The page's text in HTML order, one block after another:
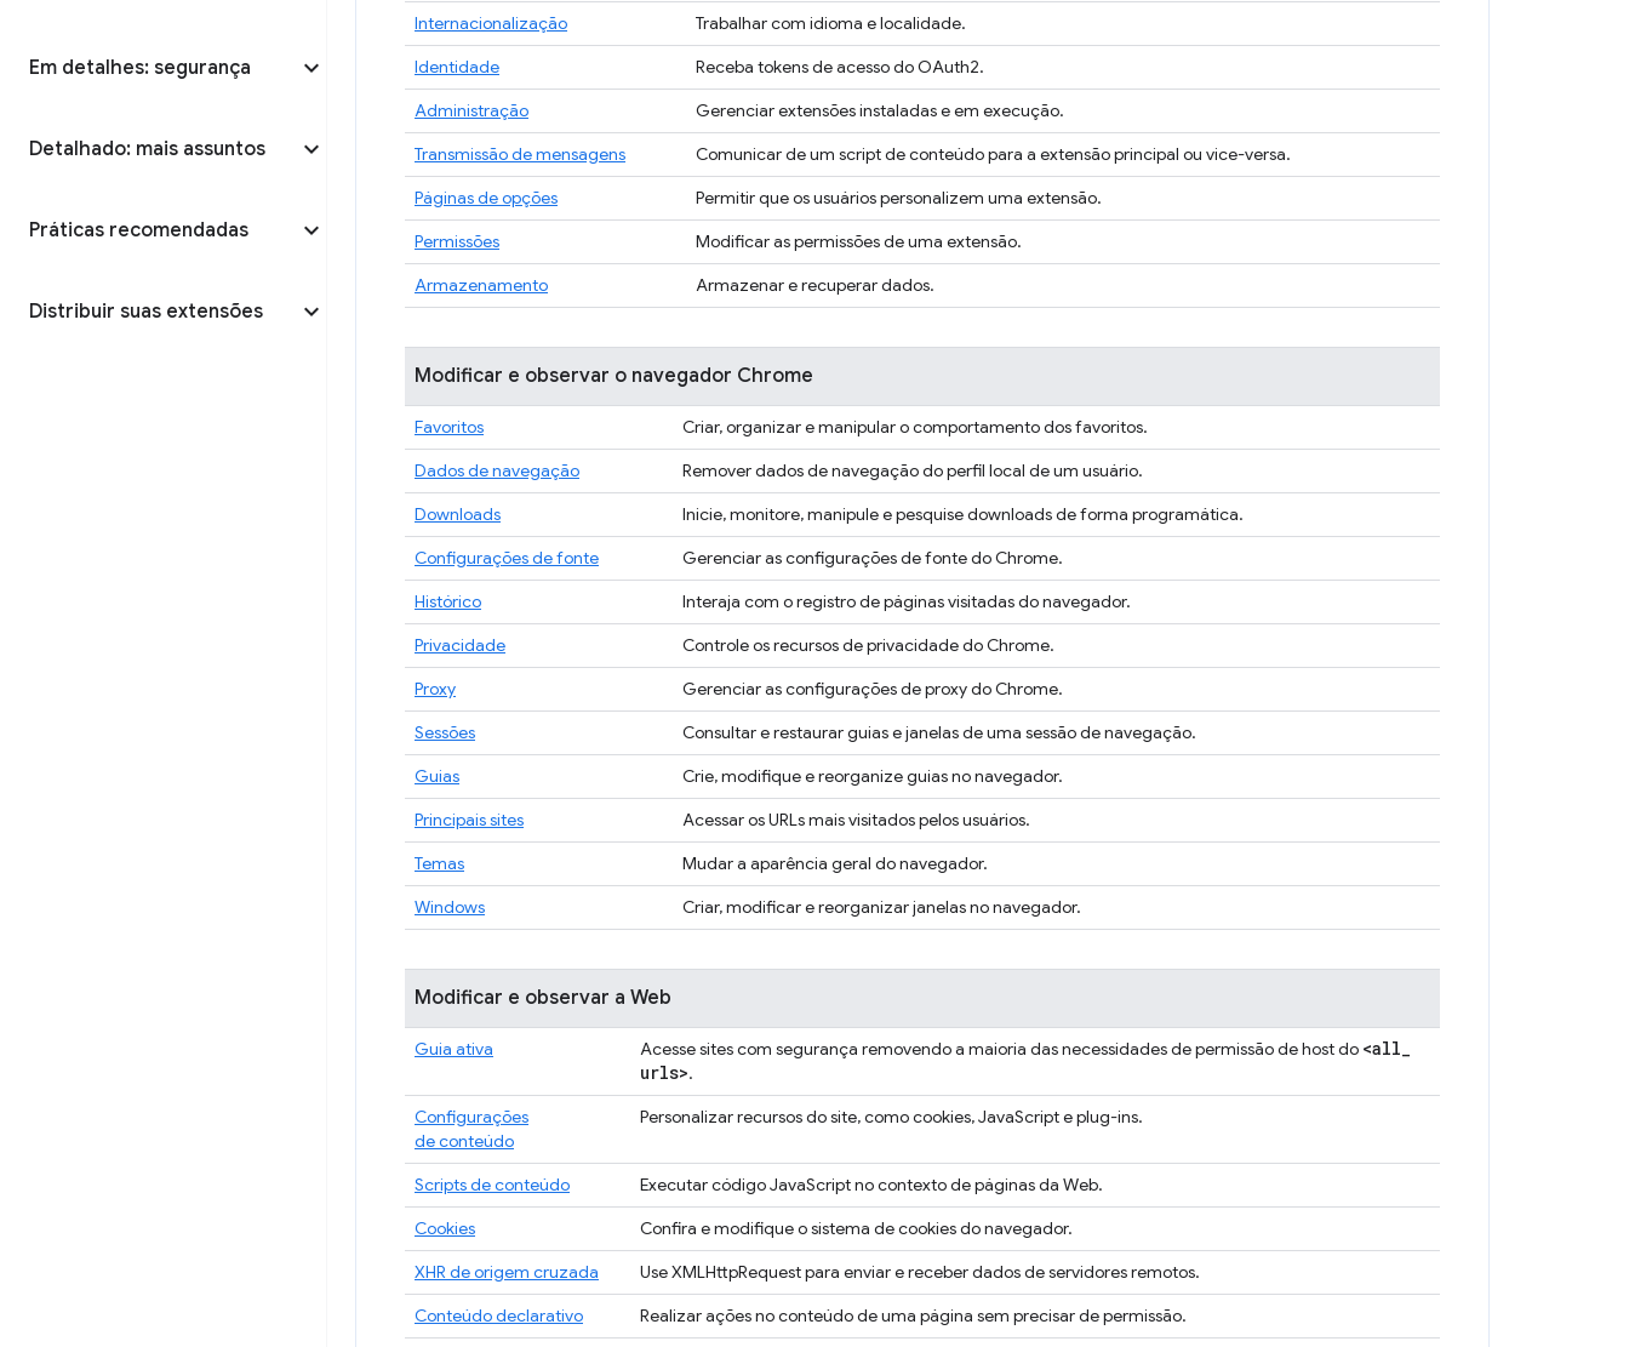
Em detalhes: segurança
Detalhado: mais assuntos
Práticas recomendadas
Distribuir suas extensões
Internacionalização
Trabalhar com idioma e localidade.
Identidade
Receba tokens de acesso do OAuth2.
Administração
Gerenciar extensões instaladas e em execução.
Transmissão de mensagens
Comunicar de um script de conteúdo para a extensão principal ou vice-versa.
Páginas de opções
Permitir que os usuários personalizem uma extensão.
Permissões
Modificar as permissões de uma extensão.
Armazenamento
Armazenar e recuperar dados.
Modificar e observar o navegador Chrome
Favoritos
Criar, organizar e manipular o comportamento dos favoritos.
Dados de navegação
Remover dados de navegação do perfil local de um usuário.
Downloads
Inicie, monitore, manipule e pesquise downloads de forma programática.
Configurações de fonte
Gerenciar as configurações de fonte do Chrome.
Histórico
Interaja com o registro de páginas visitadas do navegador.
Privacidade
Controle os recursos de privacidade do Chrome.
Proxy
Gerenciar as configurações de proxy do Chrome.
Sessões
Consultar e restaurar guias e janelas de uma sessão de navegação.
Guias
Crie, modifique e reorganize guias no navegador.
Principais sites
Acessar os URLs mais visitados pelos usuários.
Temas
Mudar a aparência geral do navegador.
Windows
Criar, modificar e reorganizar janelas no navegador.
Modificar e observar a Web
Guia ativa Acesse sites com segurança removendo a maioria das necessidades de permissão de host do <all_
urls>.
Configurações
de conteúdo
Personalizar recursos do site, como cookies, JavaScript e plug-ins.
Scripts de conteúdo
Executar código JavaScript no contexto de páginas da Web.
Cookies
Confira e modifique o sistema de cookies do navegador.
XHR de origem cruzada
Use XMLHttpRequest para enviar e receber dados de servidores remotos.
Conteúdo declarativo
Realizar ações no conteúdo de uma página sem precisar de permissão.